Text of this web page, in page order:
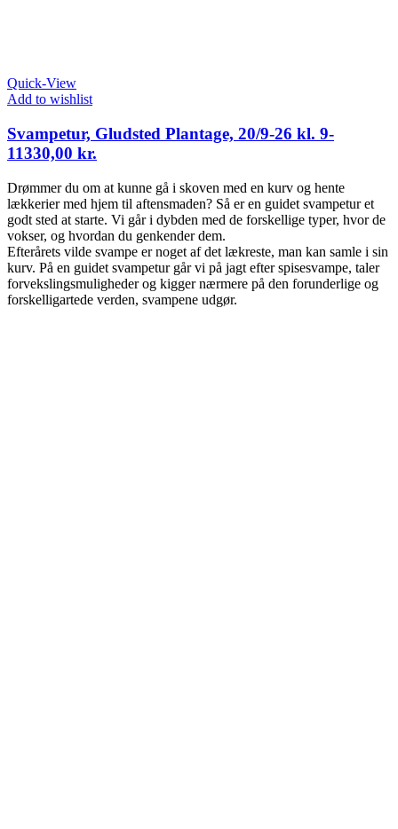
Quick-View
Add to wishlist
Svampetur, Gludsted Plantage, 20/9-26 kl. 9-
11330,00 kr.
Drømmer du om at kunne gå i skoven med en kurv og hente
lækkerier med hjem til aftensmaden? Så er en guidet svampetur et
godt sted at starte. Vi går i dybden med de forskellige typer, hvor de
vokser, og hvordan du genkender dem.
Efterårets vilde svampe er noget af det lækreste, man kan samle i sin
kurv. På en guidet svampetur går vi på jagt efter spisesvampe, taler
forvekslingsmuligheder og kigger nærmere på den forunderlige og
forskelligartede verden, svampene udgør.